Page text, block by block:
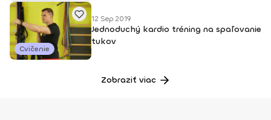
Cvičenie
12 Sep 2019
Jednoduchý kardio tréning na spaľovanie
tukov
Zobraziť viac